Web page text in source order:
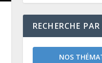
RECHERCHE
NOS